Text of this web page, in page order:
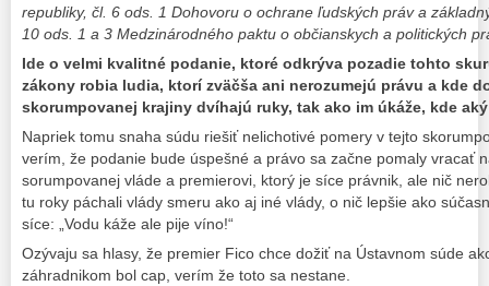
republiky, čl. 6 ods. 1 Dohovoru o ochrane ľudských práv a
10 ods. 1 a 3 Medzinárodného paktu o občianskych a politických
Ide o velmi kvalitné podanie, ktoré odkrýva pozadie tohto
zákony robia ludia, ktorí zväčša ani nerozumejú právu a kde
skorumpovanej krajiny dvíhajú ruky, tak ako im úkáže, kde
Napriek tomu snaha súdu riešiť nelichotivé pomery v tejto
verím, že podanie bude úspešné a právo sa začne pomaly vracať
sorumpovanej vláde a premierovi, ktorý je síce právnik, ale nič
tu roky páchali vlády smeru ako aj iné vlády, o nič lepšie ako
síce: „Vodu káže ale pije víno!“
Ozývaju sa hlasy, že premier Fico chce dožiť na Ústavnom súde
záhradnikom bol cap, verím že toto sa nestane.